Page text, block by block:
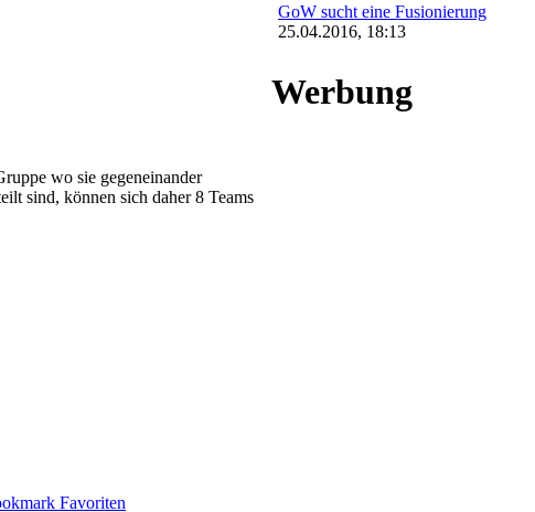
wo sie gegeneinander
sind, können sich daher 8 Teams
GoW sucht eine Fusionierung
25.04.2016, 18:13
Werbung